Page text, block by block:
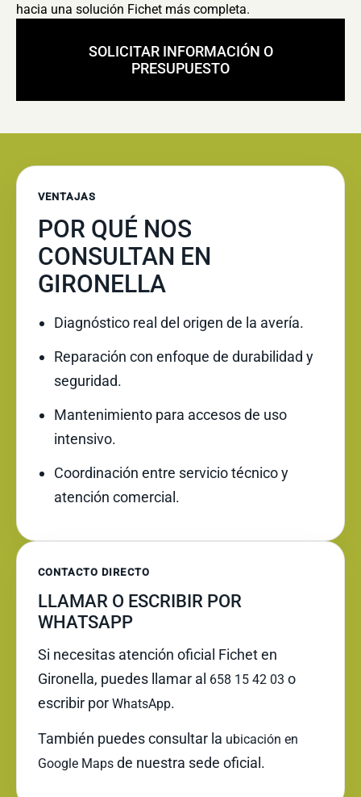
hacia una solución Fichet más completa.
SOLICITAR INFORMACIÓN O
PRESUPUESTO
VENTAJAS
POR QUÉ NOS
CONSULTAN EN
GIRONELLA
Diagnóstico real del origen de la avería.
Reparación con enfoque de durabilidad y
seguridad.
Mantenimiento para accesos de uso
intensivo.
Coordinación entre servicio técnico y
atención comercial.
CONTACTO DIRECTO
LLAMAR O ESCRIBIR POR
WHATSAPP
Si necesitas atención oficial Fichet en
Gironella, puedes llamar al 658 15 42 03 o
escribir por WhatsApp.
También puedes consultar la ubicación en
Google Maps de nuestra sede oficial.